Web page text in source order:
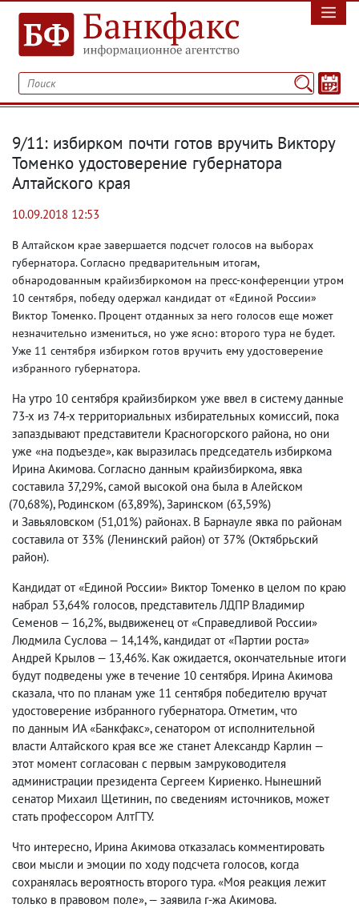
9/11: избирком почти готов вручить Виктору
Томенко удостоверение губернатора
Алтайского края
10.09.2018 12:53
В Алтайском крае завершается подсчет голосов на выборах
губернатора. Согласно предварительным итогам,
обнародованным крайизбиркомом на пресс-конференции утром
10 сентября, победу одержал кандидат от «Единой России»
Виктор Томенко. Процент отданных за него голосов еще может
незначительно измениться, но уже ясно: второго тура не будет.
Уже 11 сентября избирком готов вручить ему удостоверение
избранного губернатора.
На утро 10 сентября крайизбирком уже ввел в систему данные
73-х из 74-х территориальных избирательных комиссий, пока
запаздывают представители Красногорского района, но они
уже «на подъезде», как выразилась председатель избиркома
Ирина Акимова. Согласно данным крайизбиркома, явка
составила 37,29%, самой высокой она была в Алейском
(70,68%), Родинском (63,89%), Заринском (63,59%)
и Завьяловском (51,01%) районах. В Барнауле явка по районам
составила от 33% (Ленинский район) от 37% (Октябрьский
район).
Кандидат от «Единой России» Виктор Томенко в целом по краю
набрал 53,64% голосов, представитель ЛДПР Владимир
Семенов — 16,2%, выдвиженец от «Справедливой России»
Людмила Суслова — 14,14%, кандидат от «Партии роста»
Андрей Крылов — 13,46%. Как ожидается, окончательные итоги
будут подведены уже в течение 10 сентября. Ирина Акимова
сказала, что по планам уже 11 сентября победителю вручат
удостоверение избранного губернатора. Отметим, что
по данным ИА «Банкфакс», сенатором от исполнительной
власти Алтайского края все же станет Александр Карлин —
этот момент согласован с первым замруководителя
администрации президента Сергеем Кириенко. Нынешний
сенатор Михаил Щетинин, по сведениям источников, может
стать профессором АлтГТУ.
Что интересно, Ирина Акимова отказалась комментировать
свои мысли и эмоции по ходу подсчета голосов, когда
сохранялась вероятность второго тура. «Моя реакция лежит
только в правовом поле», — заявила г-жа Акимова.